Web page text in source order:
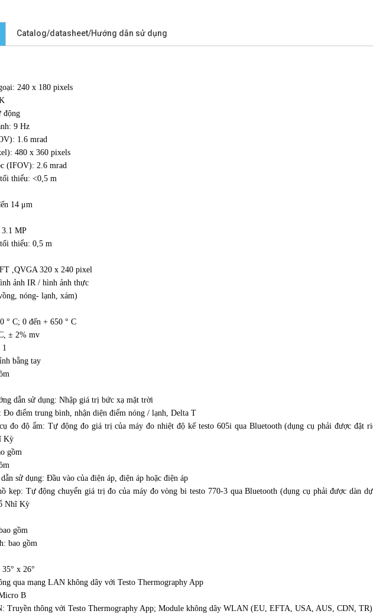
Catalog/datasheet/Hướng dẫn sử dụng
240 x 180 pixels
động
9 Hz
1.6 mrad
480 x 360 pixels
(IFOV): 2.6 mrad
thiểu: <0,5 m
14 μm
MP
thiểu: 0,5 m
,QVGA 320 x 240 pixel
ảnh IR / hình ảnh thực
nóng- lạnh, xám)
° C; 0 đến + 650 ° C
± 2% mv
1
bằng tay
dẫn sử dụng: Nhập giá trị bức xạ mặt trời
Đo điểm trung bình, nhận diện điểm nóng / lạnh, Delta T
đo độ ẩm: Tự động đo giá trị của máy đo nhiệt độ kế testo 605i qua Bluetooth (dụng cụ phải được đặt
Kỳ
gồm
sử dụng: Đầu vào của điện áp, điện áp hoặc điện áp
kẹp: Tự động chuyển giá trị đo của máy đo vòng bi testo 770-3 qua Bluetooth (dụng cụ phải được dàn
Nhĩ Kỳ
gồm
bao gồm
x 26°
qua mạng LAN không dây với Testo Thermography App
B
Truyền thông với Testo Thermography App; Module không dây WLAN (EU, EFTA, USA, AUS, CDN, TR)